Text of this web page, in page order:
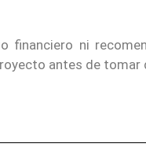
ni
antes de tomar